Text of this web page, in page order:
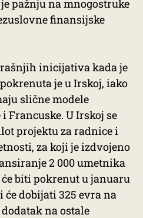
pažnju na mnogostruke
finansijske
inicijativa kada je
je u Irskoj, iako
slične modele
Francuske. U Irskoj se
projektu za radnice i
za koji je izdvojeno
2 000 umetnika
biti pokrenut u januaru
će dobijati 325 evra na
na ostale